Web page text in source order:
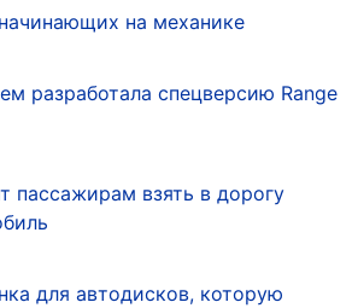
на механике
разработала спецверсию Range
пассажирам взять в дорогу
для автодисков, которую